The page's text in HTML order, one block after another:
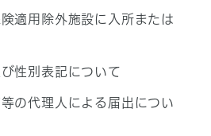
険適用除外施設に入所または
び性別表記について
等の代理人による届出につい